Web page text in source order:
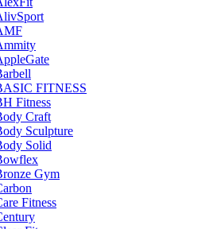
FITNESS
Fitness
Craft
Sculpture
Solid
Gym
Fitness